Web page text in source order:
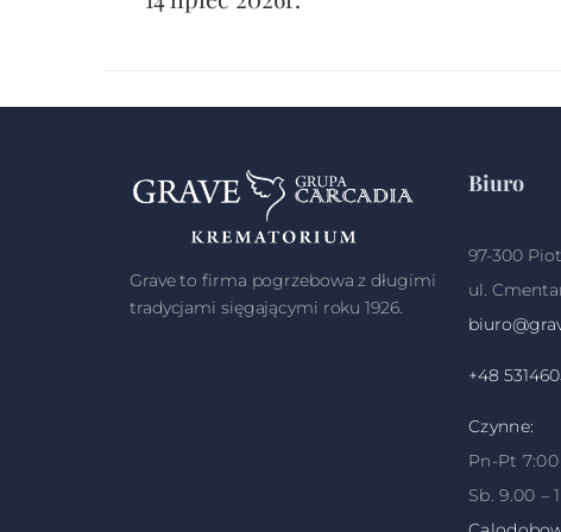
Grave to firma pogrzebowa z długimi
tradycjami sięgającymi roku 1926.
Biuro
97-300
ul.
+48
Czynne:
Pn-Pt 7:00
Sb. 9.00 –